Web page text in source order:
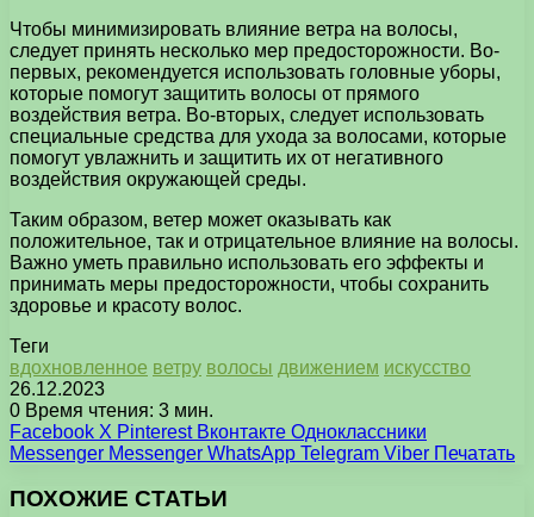
Чтобы минимизировать влияние ветра на волосы,
следует принять несколько мер предосторожности. Во-
первых, рекомендуется использовать головные уборы,
которые помогут защитить волосы от прямого
воздействия ветра. Во-вторых, следует использовать
специальные средства для ухода за волосами, которые
помогут увлажнить и защитить их от негативного
воздействия окружающей среды.
Таким образом, ветер может оказывать как
положительное, так и отрицательное влияние на волосы.
Важно уметь правильно использовать его эффекты и
принимать меры предосторожности, чтобы сохранить
здоровье и красоту волос.
Теги
вдохновленное ветру волосы движением искусство
26.12.2023
0 Время чтения: 3 мин.
Facebook X Pinterest Вконтакте Одноклассники
Messenger Messenger WhatsApp Telegram Viber Печатать
ПОХОЖИЕ СТАТЬИ